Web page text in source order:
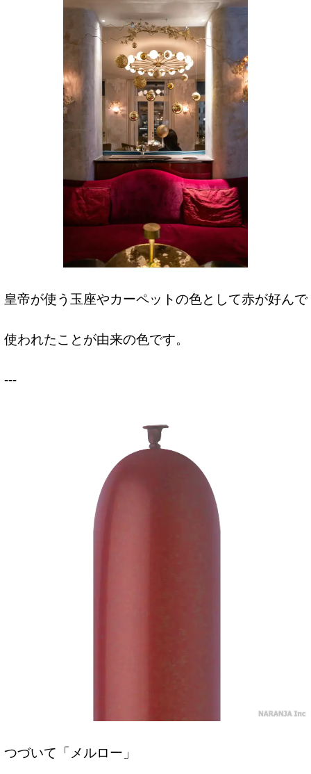
皇帝が使う玉座やカーペットの色として赤が好んで
使われたことが由来の色です。
---
つづいて「メルロー」